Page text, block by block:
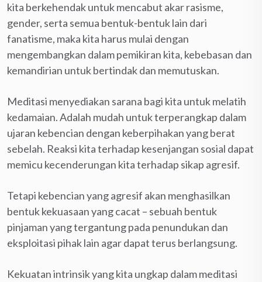
kita berkehendak untuk mencabut akar rasisme,
gender, serta semua bentuk-bentuk lain dari
fanatisme, maka kita harus mulai dengan
mengembangkan dalam pemikiran kita, kebebasan dan
kemandirian untuk bertindak dan memutuskan.
Meditasi menyediakan sarana bagi kita untuk melatih
kedamaian. Adalah mudah untuk terperangkap dalam
ujaran kebencian dengan keberpihakan yang berat
sebelah. Reaksi kita terhadap kesenjangan sosial dapat
memicu kecenderungan kita terhadap sikap agresif.
Tetapi kebencian yang agresif akan menghasilkan
bentuk kekuasaan yang cacat – sebuah bentuk
pinjaman yang tergantung pada penundukan dan
eksploitasi pihak lain agar dapat terus berlangsung.
Kekuatan intrinsik yang kita ungkap dalam meditasi